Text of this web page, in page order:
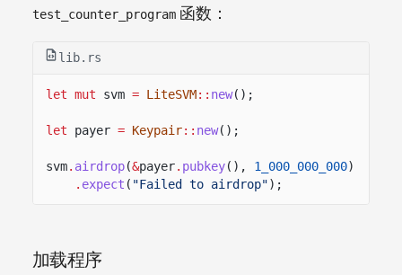
test_counter_program 函数：
lib.rs
let mut svm = LiteSVM:: new();
let payer = Keypair:: new();
svm. airdrop(&payer. pubkey(), 1_000_000_000)
. expect ( "Failed to airdrop");
加载程序